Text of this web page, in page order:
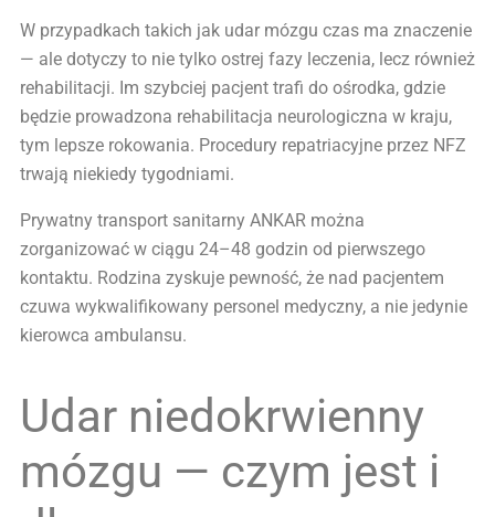
W przypadkach takich jak udar mózgu czas ma znaczenie
— ale dotyczy to nie tylko ostrej fazy leczenia, lecz również
rehabilitacji. Im szybciej pacjent trafi do ośrodka, gdzie
będzie prowadzona rehabilitacja neurologiczna w kraju,
tym lepsze rokowania. Procedury repatriacyjne przez NFZ
trwają niekiedy tygodniami.
Prywatny transport sanitarny ANKAR można
zorganizować w ciągu 24–48 godzin od pierwszego
kontaktu. Rodzina zyskuje pewność, że nad pacjentem
czuwa wykwalifikowany personel medyczny, a nie jedynie
kierowca ambulansu.
Udar niedokrwienny
mózgu — czym jest i